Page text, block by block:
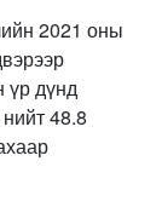
2021 оны
үр дүнд
48.8